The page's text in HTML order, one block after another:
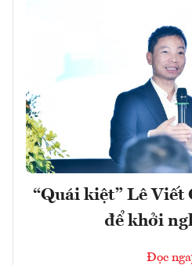
“Quái kiệt” Lê Viết
để khởi
Đọc